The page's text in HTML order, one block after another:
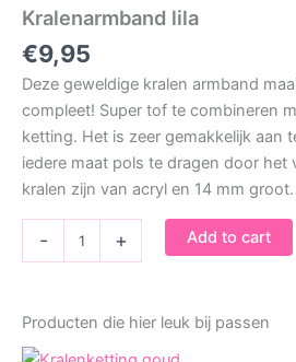
Kralenarmband lila
€9,95
Deze geweldige kralen armband
compleet! Super tof te combineren
ketting. Het is zeer gemakkelijk aan
iedere maat pols te dragen door het
kralen zijn van acryl en 14 mm groot.
- + Add to cart
Producten die hier leuk bij passen